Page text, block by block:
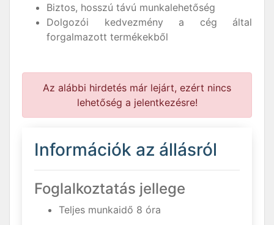
Biztos, hosszú távú munkalehetőség
Dolgozói kedvezmény a cég által
forgalmazott termékekből
Az alábbi hirdetés már lejárt, ezért nincs
lehetőség a jelentkezésre!
Információk az állásról
Foglalkoztatás jellege
Teljes munkaidő 8 óra